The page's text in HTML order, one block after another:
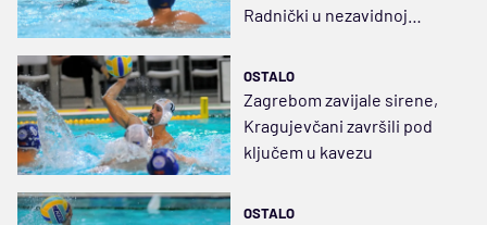
Radnički u nezavidnoj
OSTALO
Zagrebom zavijale sirene,
Kragujevčani završili pod
ključem u kavezu
OSTALO